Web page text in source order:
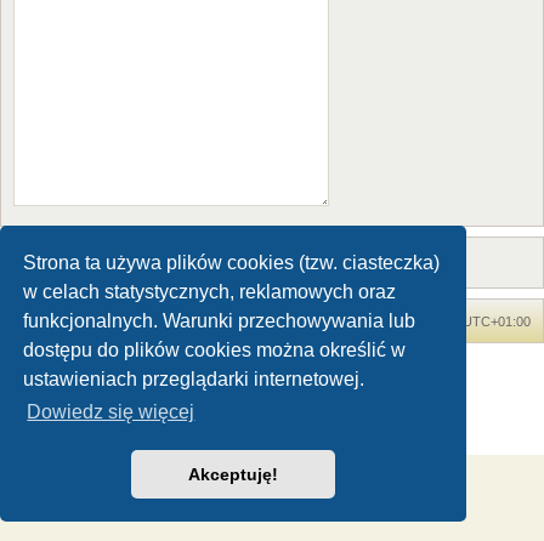
Strona ta używa plików cookies (tzw. ciasteczka)
w celach statystycznych, reklamowych oraz
funkcjonalnych. Warunki przechowywania lub
dostępu do plików cookies można określić w
ustawieniach przeglądarki internetowej.
Dowiedz się więcej
Akceptuję!
Forum Dinozaury.com Strona główna Strefa czasowa UTC+01:00
Technologię dostarczaphpBB® Forum Software © phpBB Limited
Polski pakiet językowy dostarcza